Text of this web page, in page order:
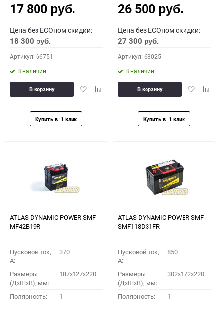
Как определить полярность?
0 - обратная 1 - прямая 3 - обратная 4 - прямая
17 800 руб.
Цена без ECOном скидки:
18 300 руб.
Артикул: 66751
В наличии
ДобавитьДобавить
В корзину
26 500 руб.
Цена без ECOном скидки:
27 300 руб.
Артикул: 63025
В наличии
Добавить
В корзину
ATLAS DYNAMIC POWER SMF
MF42B19R
Пусковой ток,
A:
370
Размеры
(ДхШхВ), мм:
187x127x220
Полярность: 1
ATLAS DYNAMIC POWER SMF
SMF118D31FR
Пусковой ток,
A:
850
Размеры
(ДхШхВ), мм:
302x172x220
Полярность: 1